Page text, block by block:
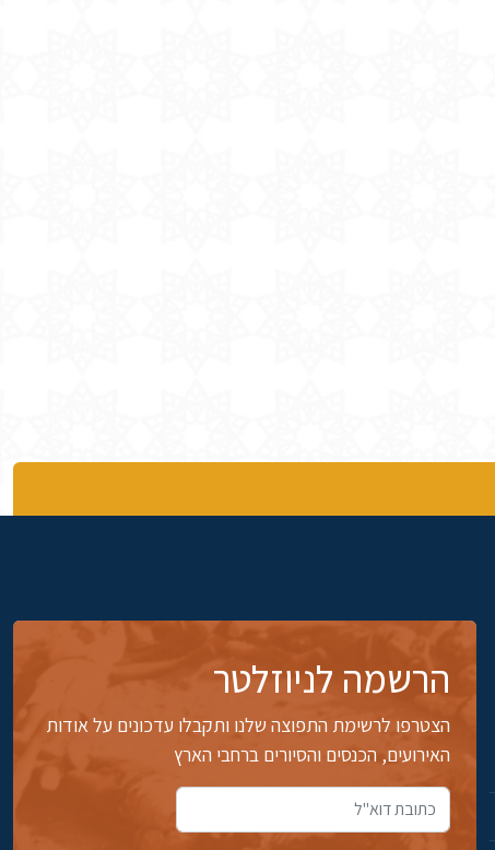
הרשמה לניוזלטר
הצטרפו לרשימת התפוצה שלנו ותקבלו עדכונים על אודות
האירועים, הכנסים והסיורים ברחבי הארץ